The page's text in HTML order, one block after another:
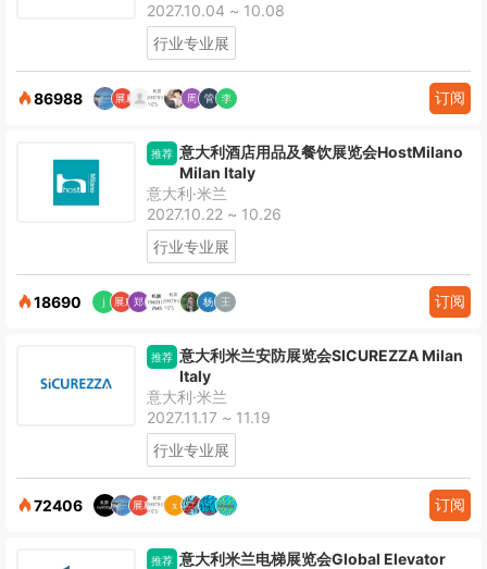
2027.10.04 ~ 10.08
行业专业展
86988 订阅
推荐 意大利酒店用品及餐饮展览会HostMilano
Milan Italy
意大利·米兰
2027.10.22 ~ 10.26
行业专业展
18690 订阅
推荐 意大利米兰安防展览会SICUREZZA Milan
Italy
意大利·米兰
2027.11.17 ~ 11.19
行业专业展
72406 订阅
推荐 意大利米兰电梯展览会Global Elevator